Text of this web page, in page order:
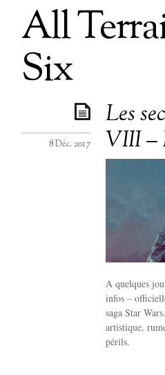
All
Six
Les
VIII –
8 Déc. 2017
A quelques
infos –
saga Star
artistique,
périls.